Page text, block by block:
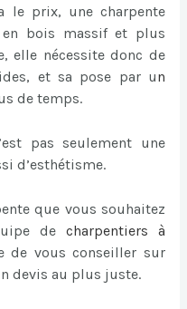
le prix, une charpente
bois massif et plus
elle nécessite donc de
et sa pose par un
de temps.
pas seulement une
d’esthétisme.
que vous souhaitez
de charpentiers à
de vous conseiller sur
devis au plus juste.